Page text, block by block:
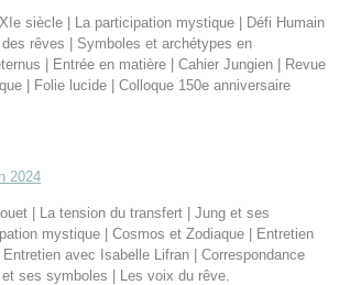
siècle | La participation mystique | Défi Humain
rêves | Symboles et archétypes en
| Entrée en matière | Cahier Jungien | Revue
| Folie lucide | Colloque 150e anniversaire
2024
| La tension du transfert | Jung et ses
mystique | Cosmos et Zodiaque | Entretien
avec Isabelle Lifran | Correspondance
ses symboles | Les voix du rêve.